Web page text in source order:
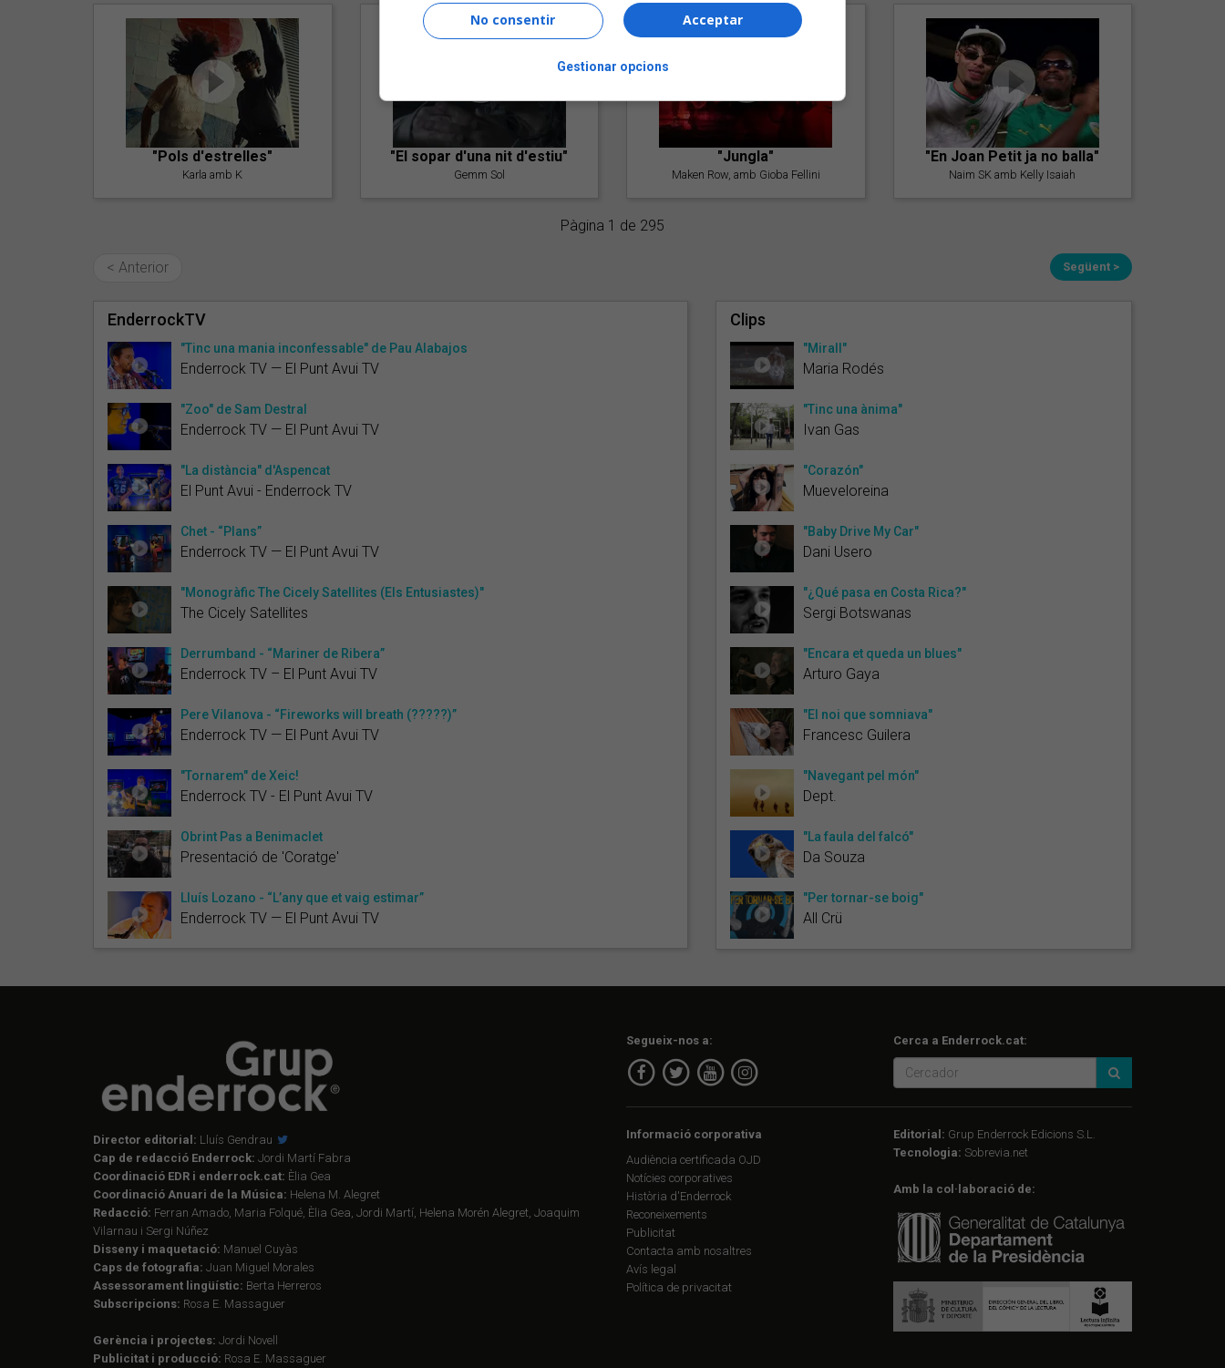
"Pols d'estrelles"
Karla amb K
"El sopar d'una nit d'estiu"
Gemm Sol
"Jungla"
Maken Row, amb Gioba Fellini
"En Joan Petit ja no balla"
Naim SK amb Kelly Isaiah
Pàgina 1 de 295
< Anterior Següent >
EnderrockTV
"Tinc una mania inconfessable" de Pau Alabajos
Enderrock TV — El Punt Avui TV
"Zoo" de Sam Destral
Enderrock TV — El Punt Avui TV
"La distància" d'Aspencat
El Punt Avui - Enderrock TV
Chet - “Plans”
Enderrock TV — El Punt Avui TV
"Monogràfic The Cicely Satellites (Els Entusiastes)"
The Cicely Satellites
Derrumband - “Mariner de Ribera”
Enderrock TV – El Punt Avui TV
Pere Vilanova - “Fireworks will breath (?????)”
Enderrock TV — El Punt Avui TV
"Tornarem" de Xeic!
Enderrock TV - El Punt Avui TV
Obrint Pas a Benimaclet
Presentació de 'Coratge'
Lluís Lozano - “L’any que et vaig estimar”
Enderrock TV — El Punt Avui TV
Clips
"Mirall"
Maria Rodés
"Tinc una ànima"
Ivan Gas
"Corazón"
Mueveloreina
"Baby Drive My Car"
Dani Usero
"¿Qué pasa en Costa Rica?"
Sergi Botswanas
"Encara et queda un blues"
Arturo Gaya
"El noi que somniava"
Francesc Guilera
"Navegant pel món"
Dept.
"La faula del falcó"
Da Souza
"Per tornar-se boig"
All Crü
Director editorial: Lluís Gendrau
Cap de redacció Enderrock: Jordi Martí Fabra
Coordinació EDR i enderrock.cat: Èlia Gea
Coordinació Anuari de la Música: Helena M. Alegret
Redacció: Ferran Amado, Maria Folqué, Èlia Gea, Jordi Martí, Helena Morén Alegret, Joaquim
Vilarnau i Sergi Núñez
Disseny i maquetació: Manuel Cuyàs
Caps de fotografia: Juan Miguel Morales
Assessorament lingüístic: Berta Herreros
Subscripcions: Rosa E. Massaguer
Gerència i projectes: Jordi Novell
Publicitat i producció: Rosa E. Massaguer
Segueix-nos a: Cerca a Enderrock.cat:
Informació corporativa
Audiència certificada OJD
Notícies corporatives
Història d'Enderrock
Reconeixements
Publicitat
Contacta amb nosaltres
Avís legal
Política de privacitat
Editorial: Grup Enderrock Edicions S.L.
Tecnologia: Sobrevia.net
Amb la col·laboració de:
Acceptar
No consentir
Gestionar opcions